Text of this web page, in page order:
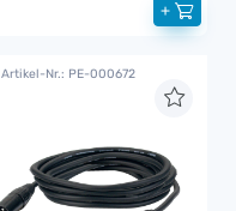
+
Artikel-Nr.: PE-000672